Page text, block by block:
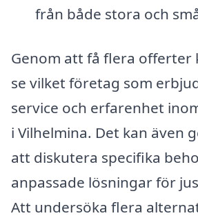
från både stora och
Genom att få flera offerter
se vilket företag som
service och erfarenhet
i Vilhelmina. Det kan även
att diskutera specifika
anpassade lösningar för
Att undersöka flera